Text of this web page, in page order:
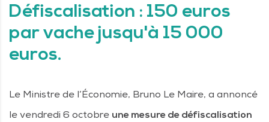
Défiscalisation : 150 euros
par vache jusqu'à 15 000
euros.
Le Ministre de l’Économie, Bruno Le Maire, a annoncé
le vendredi 6 octobre une mesure de défiscalisation